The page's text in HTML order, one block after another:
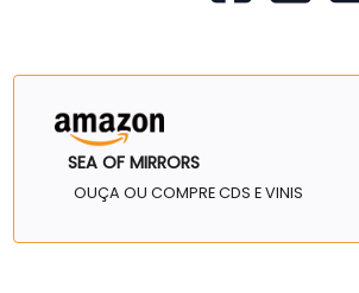
SEA OF MIRRORS
OUÇA OU COMPRE CDS E VINIS